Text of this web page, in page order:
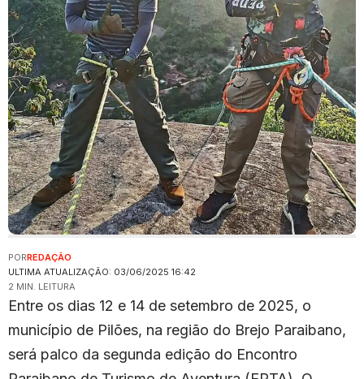
ULTIMA ATUALIZAÇÃO: 03/06/2025 16:42
PORREDAÇÃO
2 MIN. LEITURA
Entre os dias 12 e 14 de setembro de 2025, o
município de Pilões, na região do Brejo Paraibano,
será palco da segunda edição do Encontro